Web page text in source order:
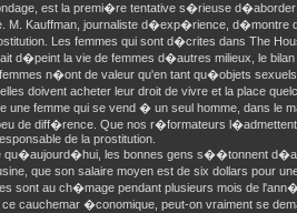
est la premi�re tentative s�rieuse
M. Kauffman, journaliste d�exp�rience, d�montre
Les femmes qui sont d�crites dans The
d�peint la vie de femmes d�autres milieux, le
n�ont de valeur qu'en tant qu�objets
doivent acheter leur droit de vivre et la place
une femme qui se vend � un seul homme, dans le
de diff�rence. Que nos r�formateurs
de la prostitution.
qu�aujourd�hui, les bonnes gens s��tonnent
que son salaire moyen est de six dollars pour
sont au ch�mage pendant plusieurs mois de
cauchemar �conomique, peut-on vraiment se